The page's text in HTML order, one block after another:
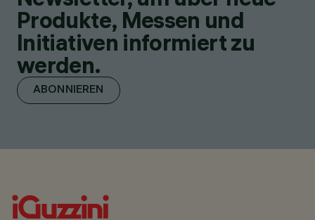
Produkte, Messen und
Initiativen informiert zu
werden.
ABONNIEREN